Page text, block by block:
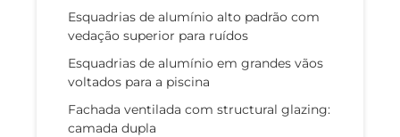
Esquadrias de alumínio alto padrão com
vedação superior para ruídos
Esquadrias de alumínio em grandes vãos
voltados para a piscina
Fachada ventilada com structural glazing:
camada dupla